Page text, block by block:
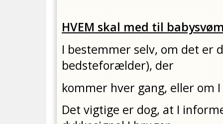
HVEM skal med til
I bestemmer selv, om det er
bedsteforælder), der
kommer hver gang, eller om
Det vigtige er dog, at I